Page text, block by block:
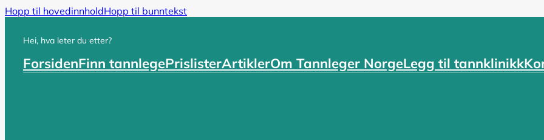
Hopp til hovedinnholdHopp til bunntekst
Hei, hva leter du etter?
ForsidenFinn tannlegePrislisterArtiklerOm Tannleger NorgeLegg til tannklinikk